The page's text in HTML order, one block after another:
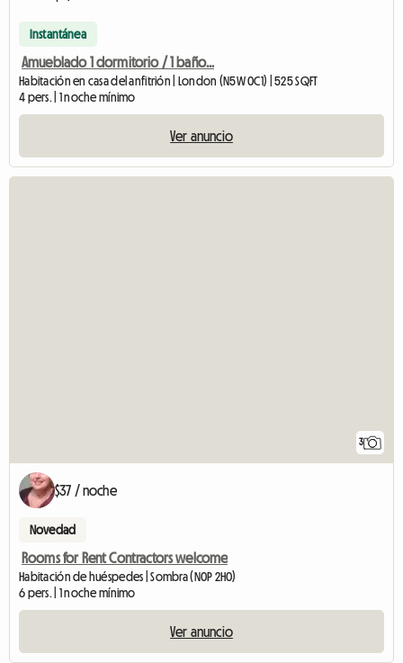
Instantánea
Amueblado 1 dormitorio / 1 baño...
Habitación en casa del anfitrión | London (N5W 0C1) | 525 SQFT
4 pers. | 1 noche mínimo
Ver anuncio
3
$37 / noche
Novedad
Rooms for Rent Contractors welcome
Habitación de huéspedes | Sombra (N0P 2H0)
6 pers. | 1 noche mínimo
Ver anuncio